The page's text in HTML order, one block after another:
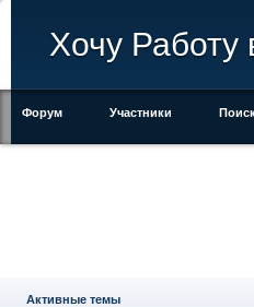
Хочу Работу
Форум Участники
Активные темы